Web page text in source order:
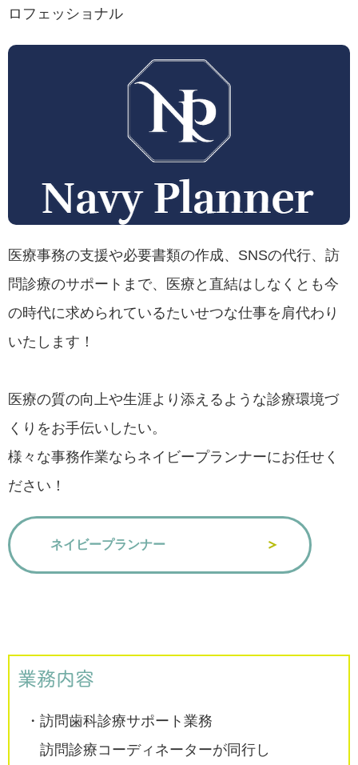
ロフェッショナル
医療事務の支援や必要書類の作成、SNSの代行、訪
問診療のサポートまで、医療と直結はしなくとも今
の時代に求められているたいせつな仕事を肩代わり
いたします！
医療の質の向上や生涯より添えるような診療環境づ
くりをお手伝いしたい。
様々な事務作業ならネイビープランナーにお任せく
ださい！
ネイビープランナー
業務内容
・訪問歯科診療サポート​業務
訪問診療コーディネーター​が同行し